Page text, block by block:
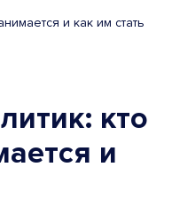
и как им стать
кто
и